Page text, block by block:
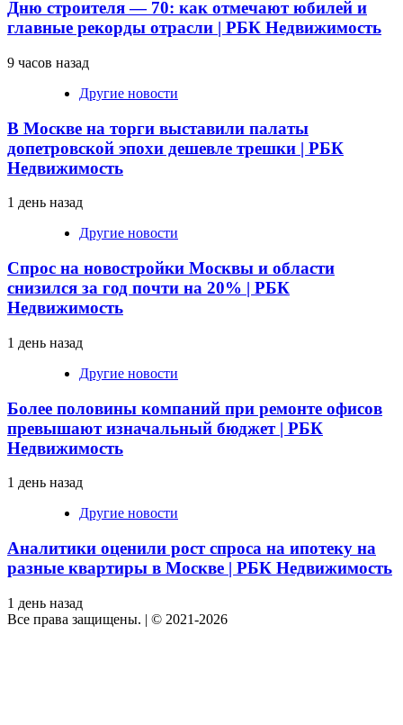
Дню строителя — 70: как отмечают юбилей и
главные рекорды отрасли | РБК Недвижимость
9 часов назад
Другие новости
В Москве на торги выставили палаты
допетровской эпохи дешевле трешки | РБК
Недвижимость
1 день назад
Другие новости
Спрос на новостройки Москвы и области
снизился за год почти на 20% | РБК
Недвижимость
1 день назад
Другие новости
Более половины компаний при ремонте офисов
превышают изначальный бюджет | РБК
Недвижимость
1 день назад
Другие новости
Аналитики оценили рост спроса на ипотеку на
разные квартиры в Москве | РБК Недвижимость
1 день назад
Все права защищены. | © 2021-2026